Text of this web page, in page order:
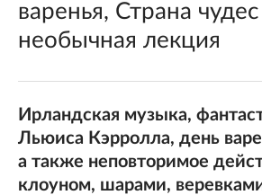
варенья, Страна
необычная лекция
Ирландская музыка,
Льюиса Кэрролла, день
а также неповторимое
клоуном, шарами,